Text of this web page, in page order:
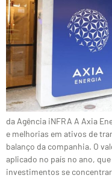
da Agência iNFRA A Axia
e melhorias em ativos de
balanço da companhia. O
aplicado no país no ano,
investimentos se